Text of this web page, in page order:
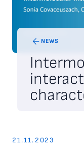
NEWS
21.11.2023